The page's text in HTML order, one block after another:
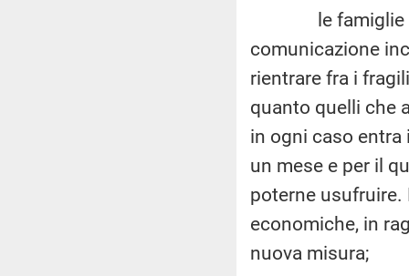
le famiglie
comunicazione
rientrare fra i
quanto quelli che
in ogni caso
un mese e per il
poterne usufruire.
economiche, in
nuova misura;